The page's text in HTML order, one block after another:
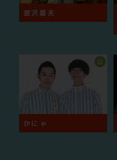
宮沢章夫
かにゃ
O